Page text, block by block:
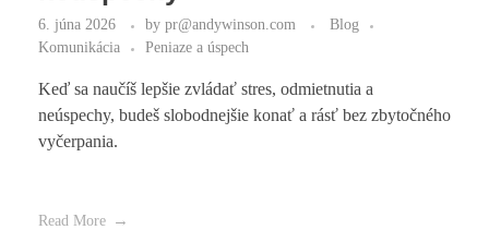
6. júna 2026 by pr@andywinson.com
Blog
Komunikácia
Peniaze a úspech
Keď sa naučíš lepšie zvládať stres, odmietnutia a
neúspechy, budeš slobodnejšie konať a rásť bez zbytočného
vyčerpania.
Read More